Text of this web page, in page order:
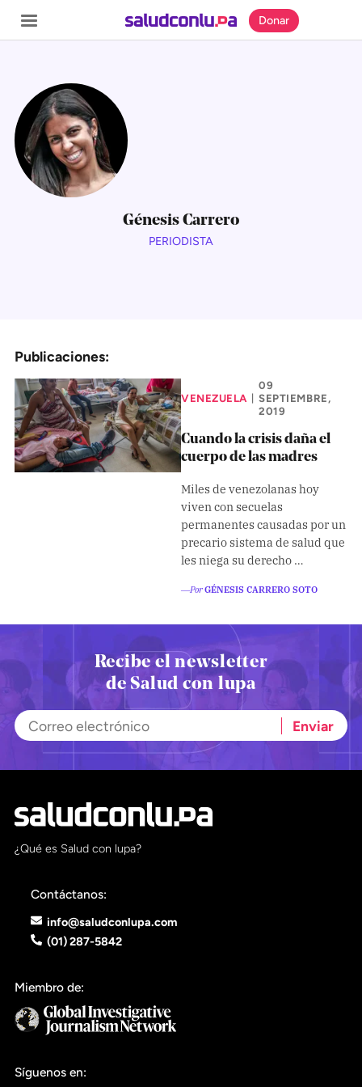
SECCIONES
Inicio
Noticias
Medio ambiente
Salud mental
Género
Biblioterapia
Cartas y réplicas
Pon tu lupa sobre lo
que importa
Dona aquí
Donar
Génesis Carrero
PERIODISTA
Publicaciones:
VENEZUELA |
09
SEPTIEMBRE,
2019
Cuando la crisis daña el
cuerpo de las madres
Miles de venezolanas hoy
viven con secuelas
permanentes causadas por un
precario sistema de salud que
les niega su derecho …
―PorGÉNESIS CARRERO SOTO
Recibe el newsletter
de Salud con lupa
¿Qué es Salud con lupa?
Contáctanos:
info@saludconlupa.com
(01) 287-5842
Miembro de:
Síguenos en: